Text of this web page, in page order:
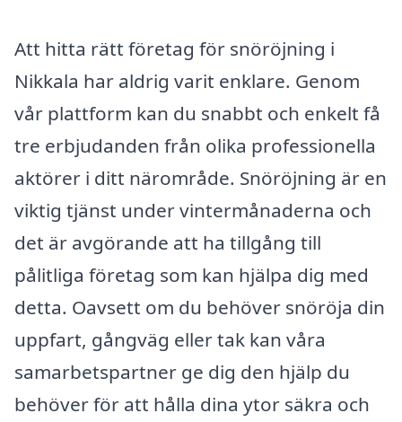
Att hitta rätt företag för snöröjning i
Nikkala har aldrig varit enklare. Genom
vår plattform kan du snabbt och enkelt få
tre erbjudanden från olika professionella
aktörer i ditt närområde. Snöröjning är en
viktig tjänst under vintermånaderna och
det är avgörande att ha tillgång till
pålitliga företag som kan hjälpa dig med
detta. Oavsett om du behöver snöröja din
uppfart, gångväg eller tak kan våra
samarbetspartner ge dig den hjälp du
behöver för att hålla dina ytor säkra och